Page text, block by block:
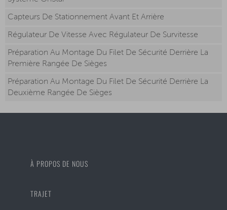
Capteurs De Stationnement Avant Et Arrière
Régulateur De Vitesse Avec Régulateur De Survitesse
Préparation Au Montage Du Filet De Sécurité Derrière La
Première Rangée De Sièges
Préparation Au Montage Du Filet De Sécurité Derrière La
Deuxième Rangée De Sièges
À PROPOS DE NOUS
TRAJET